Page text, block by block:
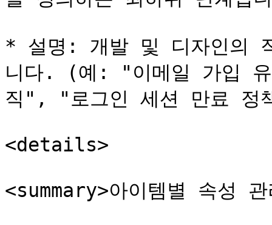
* 설명: 개발 및 디자인의
니다. (예: "이메일 가입
직", "로그인 세션 만료 정
<details>
<summary>아이템별 속성